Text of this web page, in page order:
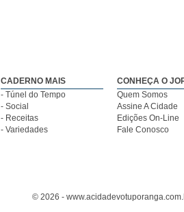
CADERNO MAIS
- Túnel do Tempo
- Social
- Receitas
- Variedades
CONHEÇA O
Quem Somos
Assine A Cidade
Edições On-Line
Fale Conosco
© 2026 -